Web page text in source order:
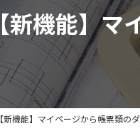
【新機能】
【新機能】マイページから帳票類の